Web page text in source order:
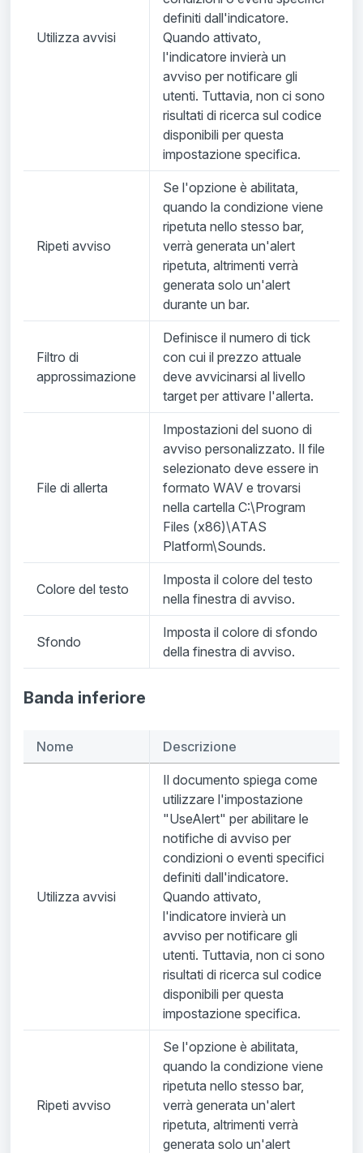
Utilizza avvisi
definiti dall'indicatore.
Quando attivato,
l'indicatore invierà un
avviso per notificare gli
utenti. Tuttavia, non ci sono
risultati di ricerca sul codice
disponibili per questa
impostazione specifica.
Ripeti avviso
Se l'opzione è abilitata,
quando la condizione viene
ripetuta nello stesso bar,
verrà generata un'alert
ripetuta, altrimenti verrà
generata solo un'alert
durante un bar.
Filtro di
approssimazione
Definisce il numero di tick
con cui il prezzo attuale
deve avvicinarsi al livello
target per attivare l'allerta.
File di allerta
Impostazioni del suono di
avviso personalizzato. Il file
selezionato deve essere in
formato WAV e trovarsi
nella cartella C:\Program
Files (x86)\ATAS
Platform\Sounds.
Colore del testo
Imposta il colore del testo
nella finestra di avviso.
Sfondo
Imposta il colore di sfondo
della finestra di avviso.
Banda inferiore
Nome Descrizione
Utilizza avvisi
Il documento spiega come
utilizzare l'impostazione
"UseAlert" per abilitare le
notifiche di avviso per
condizioni o eventi specifici
definiti dall'indicatore.
Quando attivato,
l'indicatore invierà un
avviso per notificare gli
utenti. Tuttavia, non ci sono
risultati di ricerca sul codice
disponibili per questa
impostazione specifica.
Ripeti avviso
Se l'opzione è abilitata,
quando la condizione viene
ripetuta nello stesso bar,
verrà generata un'alert
ripetuta, altrimenti verrà
generata solo un'alert